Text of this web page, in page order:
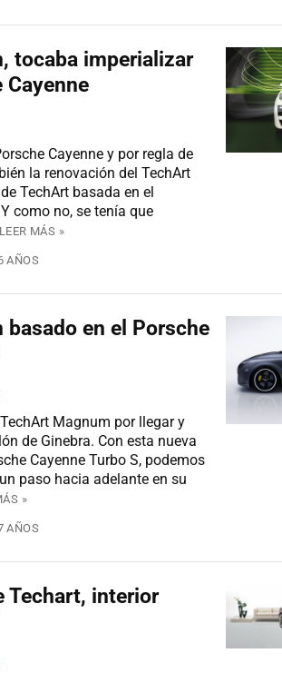
tocaba imperializar
Cayenne
Cayenne y por regla de
la renovación del TechArt
TechArt basada en el
como no, se tenía que
LEER MÁS »
AÑOS
en el Porsche
Magnum por llegar y
de Ginebra. Con esta nueva
Cayenne Turbo S, podemos
paso hacia adelante en su
»
AÑOS
Techart, interior